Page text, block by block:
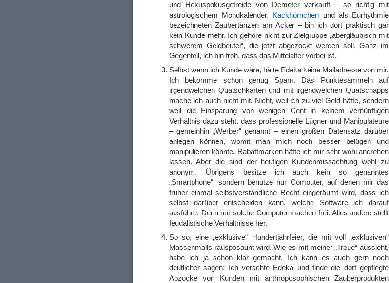
und Hokuspokusgetreide von Demeter verkauft – so richtig mit
astrologischem Mondkalender, Kackhörnchen und als Eurhythmie
bezeichneten Zaubertänzen am Acker – bin ich dort praktisch gar
kein Kunde mehr. Ich gehöre nicht zur Zielgruppe „abergläubisch mit
schwerem Geldbeutel“, die jetzt abgezockt werden soll. Ganz im
Gegenteil, ich bin froh, dass das Mittelalter vorbei ist.
Selbst wenn ich Kunde wäre, hätte Edeka keine Mailadresse von mir.
Ich bekomme schon genug Spam. Das Punktesammeln auf
irgendwelchen Quatschkarten und mit irgendwelchen Quatschapps
mache ich auch nicht mit. Nicht, weil ich zu viel Geld hätte, sondern
weil die Einsparung von wenigen Cent in keinem vernünftigen
Verhältnis dazu steht, dass professionelle Lügner und Manipulateure
– gemeinhin „Werber“ genannt – einen großen Datensatz darüber
anlegen können, womit man mich noch besser belügen und
manipulieren könnte. Rabattmarken hätte ich mir sehr wohl andrehen
lassen. Aber die sind der heutigen Kundenmissachtung wohl zu
anonym. Übrigens besitze ich auch kein so genanntes
„Smartphone“, sondern benutze nur Computer, auf denen mir das
früher einmal selbstverständliche Recht eingeräumt wird, dass ich
selbst darüber entscheiden kann, welche Software ich darauf
ausführe. Denn nur solche Computer machen frei. Alles andere stellt
feudalistische Verhältnisse her.
So so, eine „exklusive“ Hundertjahrfeier, die mit voll „exklusiven“
Massenmails rausposaunt wird. Wie es mit meiner „Treue“ aussieht,
habe ich ja schon klar gemacht. Ich kann es auch gern noch
deutlicher sagen: Ich verachte Edeka und finde die dort gepflegte
Abzocke von Kunden mit anthroposophischen Zauberprodukten